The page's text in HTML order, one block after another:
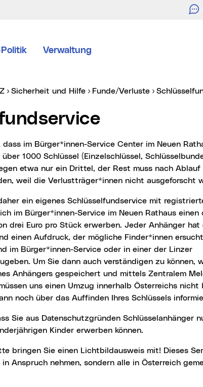
Politik Verwaltung
Sicherheit und Hilfe Funde/Verluste
1000 Schlüssel (Einzelschlüssel,
etwa nur ein Drittel, der Rest muss nach Ablauf
weil die Verlustträger*innen nicht ausgeforscht
im Bürger*innen-Service im Neuen Rathaus einen
drei Euro pro Stück erwerben. Jeder Anhänger hat
einen Aufdruck, der mögliche Finder*innen
im Bürger*innen-Service oder in einer der Linzer
Um Sie dann auch verständigen zu können,
Anhängers gespeichert und mittels Zentralem
uns einen Umzug innerhalb Österreichs nicht
noch über das Auffinden Ihres Schlüssels
Kinder erwerben können.
bringen Sie einen Lichtbildausweis mit! Dieses
Anspruch nehmen, sondern alle in Österreich